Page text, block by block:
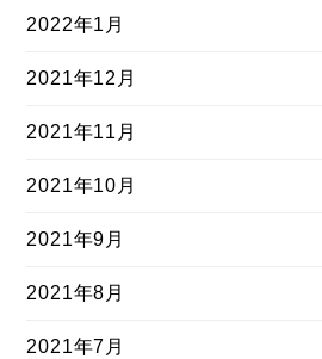
2022年1月
2021年12月
2021年11月
2021年10月
2021年9月
2021年8月
2021年7月